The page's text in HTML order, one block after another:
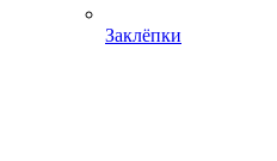
Заклёпки